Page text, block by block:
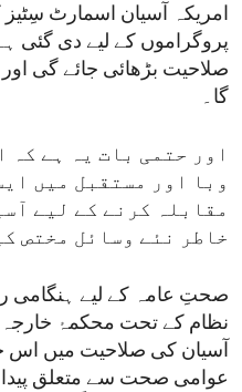
امریکہ آسیان اسمارٹ
پروگراموں کے لیے دی
صلاحیت بڑھائی جائے گی اور
گا۔
اور حتمی بات یہ ہے کہ
وبا اور مستقبل میں
مقابلہ کرنے کے لیے
خاطر نئے وسائل مختص
صحتِ عامہ کے لیے ہنگامی
آسیان کی صلاحیت میں اس
عوامی صحت سے متعلق پیدا